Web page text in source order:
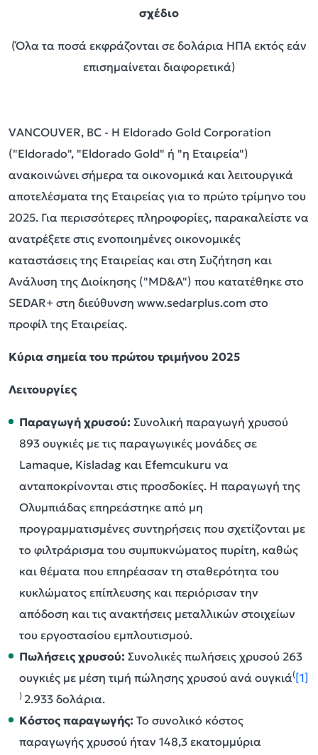
σχέδιο
(Όλα τα ποσά εκφράζονται σε δολάρια ΗΠΑ εκτός εάν
επισημαίνεται διαφορετικά)
VANCOUVER, BC - Η Eldorado Gold Corporation
("Eldorado", "Eldorado Gold" ή "η Εταιρεία")
ανακοινώνει σήμερα τα οικονομικά και λειτουργικά
αποτελέσματα της Εταιρείας για το πρώτο τρίμηνο του
2025. Για περισσότερες πληροφορίες, παρακαλείστε να
ανατρέξετε στις ενοποιημένες οικονομικές
καταστάσεις της Εταιρείας και στη Συζήτηση και
Ανάλυση της Διοίκησης ("MD&A") που κατατέθηκε στο
SEDAR+ στη διεύθυνση www.sedarplus.com στο
προφίλ της Εταιρείας.
Κύρια σημεία του πρώτου τριμήνου 2025
Λειτουργίες
Παραγωγή χρυσού: Συνολική παραγωγή χρυσού
893 ουγκιές με τις παραγωγικές μονάδες σε
Lamaque, Kisladag και Efemcukuru να
ανταποκρίνονται στις προσδοκίες. Η παραγωγή της
Ολυμπιάδας επηρεάστηκε από μη
προγραμματισμένες συντηρήσεις που σχετίζονται με
το φιλτράρισμα του συμπυκνώματος πυρίτη, καθώς
και θέματα που επηρέασαν τη σταθερότητα του
κυκλώματος επίπλευσης και περιόρισαν την
απόδοση και τις ανακτήσεις μεταλλικών στοιχείων
του εργοστασίου εμπλουτισμού.
Πωλήσεις χρυσού: Συνολικές πωλήσεις χρυσού 263
ουγκιές με μέση τιμή πώλησης χρυσού ανά ουγκιά([1]
) 2.933 δολάρια.
Κόστος παραγωγής: Το συνολικό κόστος
παραγωγής χρυσού ήταν 148,3 εκατομμύρια